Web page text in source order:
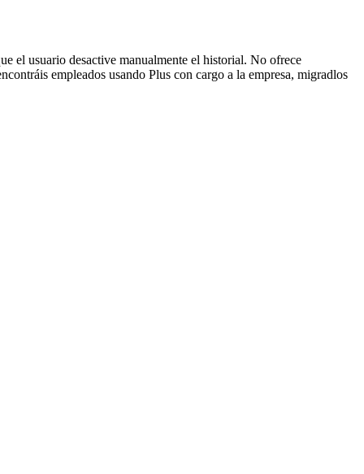
el usuario desactive manualmente el historial. No ofrece
empleados usando Plus con cargo a la empresa, migradlos